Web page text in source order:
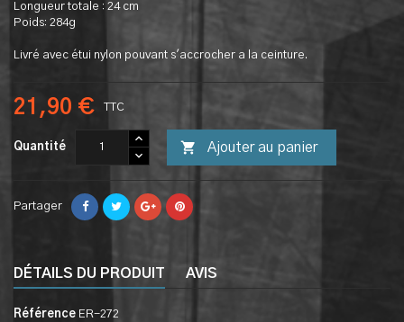
Longueur totale : 24 cm
Poids: 284g
Livré avec étui nylon pouvant s'accrocher a la ceinture.
21,90 € TTC
Quantité  Ajouter au panier
Partager
DÉTAILS DU PRODUIT AVIS
Référence ER-272